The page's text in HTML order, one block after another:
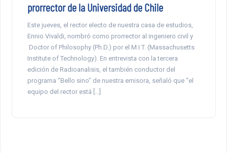
prorrector de la Universidad de Chile
Este jueves, el rector electo de nuestra casa de estudios,
Ennio Vivaldi, nombró como prorrector al ingeniero civil y
Doctor of Philosophy (Ph.D.) por el M.I.T. (Massachusetts
Institute of Technology). En entrevista con la tercera
edición de Radioanalisis, el también conductor del
programa “Bello sino” de nuestra emisora, señaló que “el
equipo del rector está […]